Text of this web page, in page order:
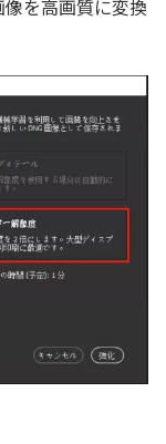
を高画質に変換